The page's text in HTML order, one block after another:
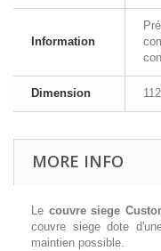
Information
Dimension
MORE INFO
Le couvre siege
couvre siege dote
maintien possible.